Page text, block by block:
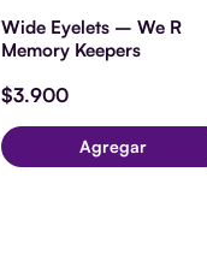
Wide Eyelets – We R
Memory Keepers
$3.900
Agregar